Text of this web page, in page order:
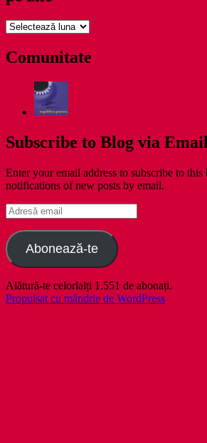
pe
Comunitate
Subscribe to Blog via Email
Enter your email address to subscribe to this
notifications of new posts by email.
Adresă
email
Abonează-te
Alătură-te celorlalți 1.551 de abonați.
Propulsat cu mândrie de WordPress